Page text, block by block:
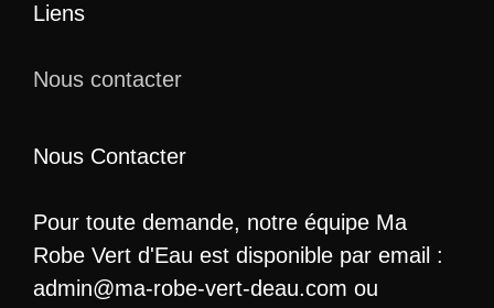
Liens
Nous contacter
Nous Contacter
Pour toute demande, notre équipe Ma
Robe Vert d'Eau est disponible par email :
admin@ma-robe-vert-deau.com ou